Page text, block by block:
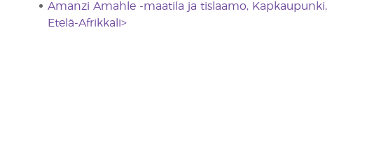
Amanzi Amahle -maatila ja tislaamo, Kapkaupunki,
Etelä-Afrikkali>